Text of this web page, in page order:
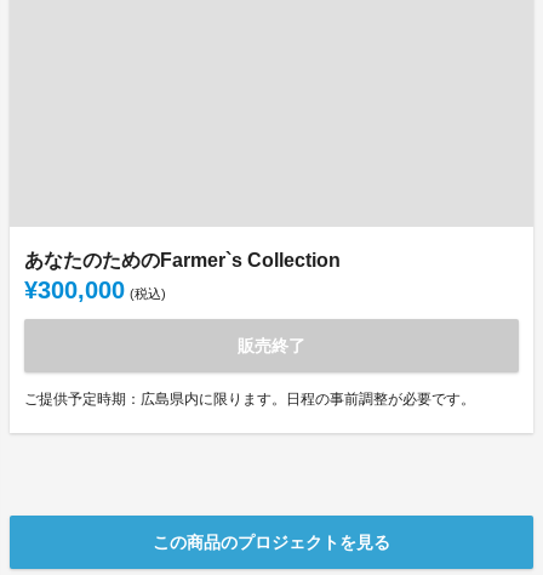
あなたのためのFarmer`s Collection
¥300,000 (税込)
販売終了
ご提供予定時期：広島県内に限ります。日程の事前調整が必要です。
この商品のプロジェクトを見る